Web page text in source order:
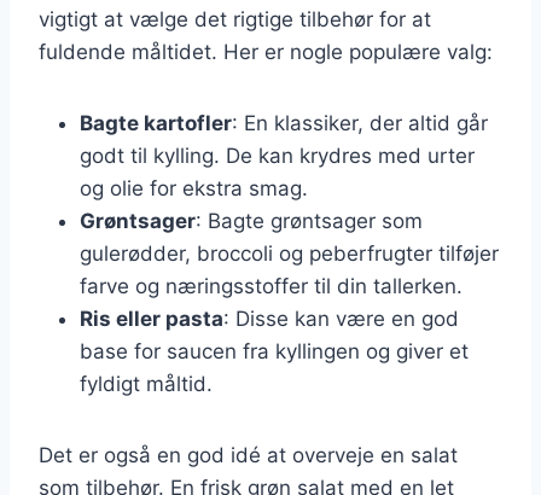
vigtigt at vælge det rigtige tilbehør for at
fuldende måltidet. Her er nogle populære valg:
Bagte kartofler: En klassiker, der altid går
godt til kylling. De kan krydres med urter
og olie for ekstra smag.
Grøntsager: Bagte grøntsager som
gulerødder, broccoli og peberfrugter tilføjer
farve og næringsstoffer til din tallerken.
Ris eller pasta: Disse kan være en god
base for saucen fra kyllingen og giver et
fyldigt måltid.
Det er også en god idé at overveje en salat
som tilbehør. En frisk grøn salat med en let